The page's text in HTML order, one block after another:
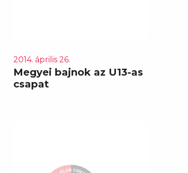
2014. április 26.
Megyei bajnok az U13-as
csapat